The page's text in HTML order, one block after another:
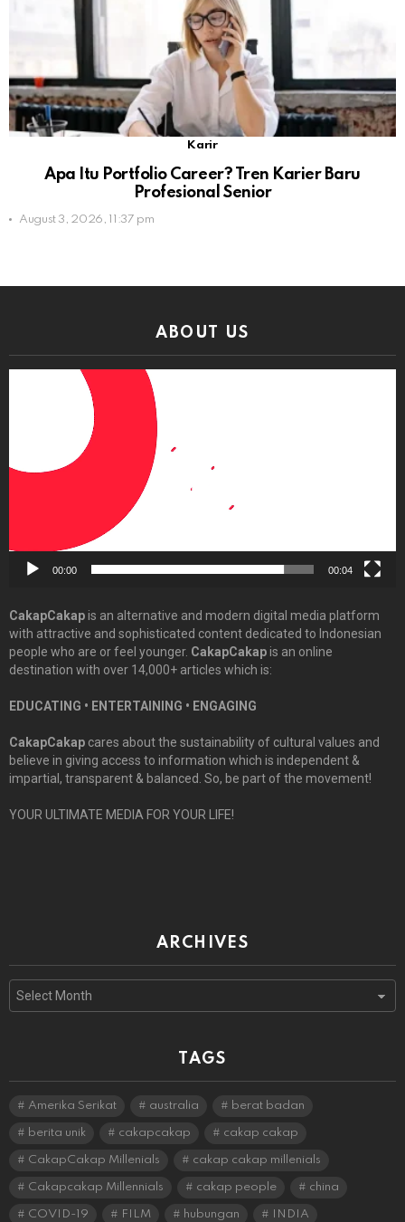
Karir
Apa Itu Portfolio Career? Tren Karier Baru
Profesional Senior
August 3, 2026, 11:37 pm
ABOUT US
00:00 00:04
CakapCakapis an alternative and modern digital media platform
with attractive and sophisticated content dedicated to Indonesian
people who are or feel younger. CakapCakapis an online
destination with over 14,000+ articles which is:
EDUCATING • ENTERTAINING • ENGAGING
CakapCakap cares about the sustainability of cultural values and
believe in giving access to information which is independent &
impartial, transparent & balanced. So, be part of the movement!
YOUR ULTIMATE MEDIA FOR YOUR LIFE!
ARCHIVES
Archives
TAGS
Amerika Serikat australia berat badan
berita unik cakapcakap cakap cakap
CakapCakap Millenials cakap cakap millenials
Cakapcakap Millennials cakap people china
COVID-19 FILM hubungan INDIA